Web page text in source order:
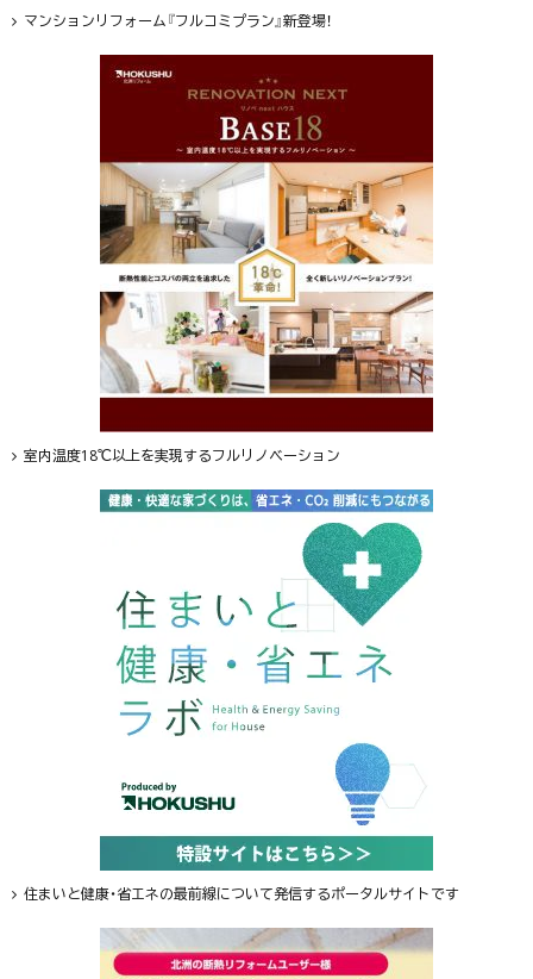
マンションリフォーム『フルコミプラン』新登場！
室内温度18℃以上を実現するフルリノベーション
住まいと健康・省エネの最前線について発信するポータルサイトです